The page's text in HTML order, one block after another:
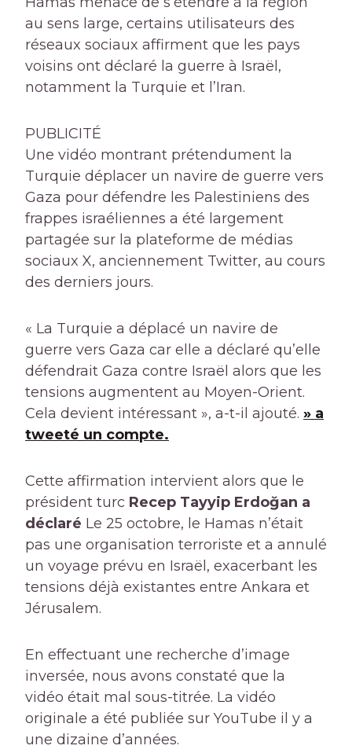
au sens large, certains utilisateurs des
réseaux sociaux affirment que les pays
voisins ont déclaré la guerre à Israël,
notamment la Turquie et l’Iran.
PUBLICITÉ
Une vidéo montrant prétendument la
Turquie déplacer un navire de guerre vers
Gaza pour défendre les Palestiniens des
frappes israéliennes a été largement
partagée sur la plateforme de médias
sociaux X, anciennement Twitter, au cours
des derniers jours.
« La Turquie a déplacé un navire de
guerre vers Gaza car elle a déclaré qu’elle
défendrait Gaza contre Israël alors que les
tensions augmentent au Moyen-Orient.
Cela devient intéressant », a-t-il ajouté. » a
tweeté un compte.
Cette affirmation intervient alors que le
président turc Recep Tayyip Erdoğan a
déclaré Le 25 octobre, le Hamas n’était
pas une organisation terroriste et a annulé
un voyage prévu en Israël, exacerbant les
tensions déjà existantes entre Ankara et
Jérusalem.
En effectuant une recherche d’image
inversée, nous avons constaté que la
vidéo était mal sous-titrée. La vidéo
originale a été publiée sur YouTube il y a
une dizaine d’années.